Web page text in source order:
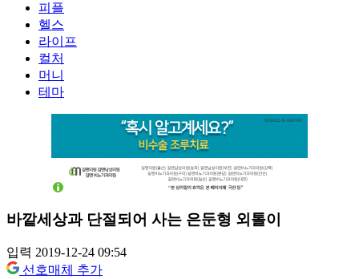
피플
헬스
라이프
컬처
머니
테마
바깥세상과 단절되어 사는 은둔형 외톨이
입력 2019-12-24 09:54
선호매체 추가